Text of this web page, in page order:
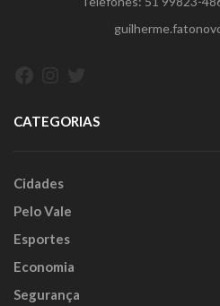
CATEGORIAS
Cidades
Pelo Vale
Esportes
Economia
Segurança